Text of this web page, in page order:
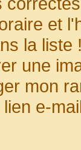
et
la liste
une
mon
e-